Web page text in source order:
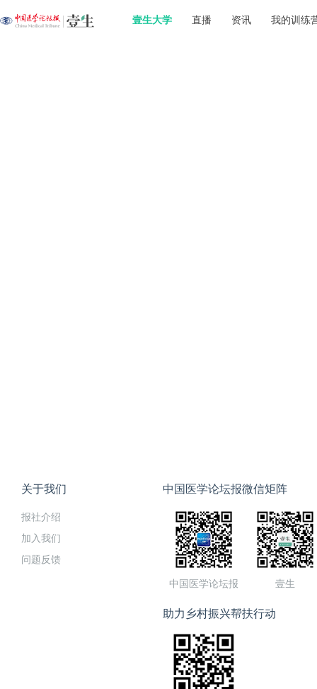
壹生大学 直播 资讯 我的训练
关于我们
报社介绍
加入我们
问题反馈
中国医学论坛报微信矩阵
中国医学论坛报 壹生
助力乡村振兴帮扶行动